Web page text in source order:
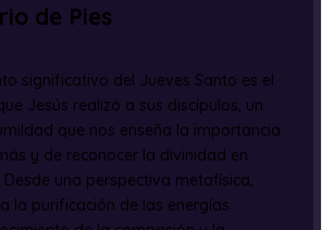
de Pies
significativo del Jueves Santo es el
Jesús realizó a sus discípulos, un
que nos enseña la importancia
y de reconocer la divinidad en
una perspectiva metafísica,
la purificación de las energías